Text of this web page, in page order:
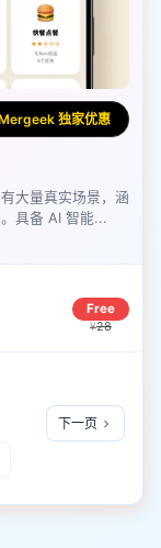
独家优惠
大量真实场景，涵
具备 AI 智能...
Free
¥28
下一页